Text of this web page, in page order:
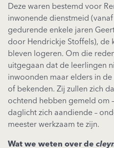
Deze waren bestemd voor
inwonende dienstmeid
gedurende enkele jaren
door Hendrickje Stoffels), de
bleven logeren. Om die
uitgegaan dat de leerlingen
inwoonden maar elders in
of bekenden. Zij zullen zich
ochtend hebben gemeld om
daglicht zich aandiende –
meester werkzaam te zijn.
Wat we weten over de